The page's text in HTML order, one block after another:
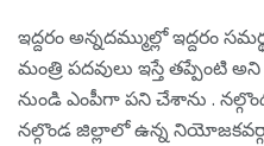
ఇద్దరం అన్నదమ్ముల్లో ఇద్దరం
మంత్రి పదవులు ఇస్తే తప్పేంటి
నుండి ఎంపీగా పని చేశాను .
నల్గొండ జిల్లాలో ఉన్న